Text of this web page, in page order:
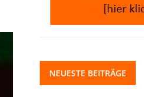
NEUESTE BEITRÄGE